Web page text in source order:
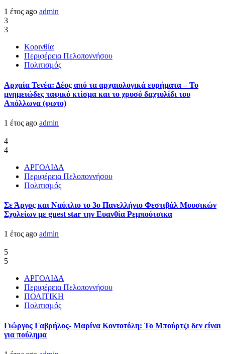
1 έτος ago admin
3
3
Κορινθία
Περιφέρεια Πελοποννήσου
Πολιτισμός
Αρχαία Τενέα: Δέος από τα αρχαιολογικά ευρήματα – Το
μνημειώδες ταφικό κτίσμα και το χρυσό δαχτυλίδι του
Απόλλωνα (φωτο)
1 έτος ago admin
4
4
ΑΡΓΟΛΙΔΑ
Περιφέρεια Πελοποννήσου
Πολιτισμός
Σε Άργος και Ναύπλιο το 3ο Πανελλήνιο Φεστιβάλ Μουσικών
Σχολείων με guest star την Ευανθία Ρεμπούτσικα
1 έτος ago admin
5
5
ΑΡΓΟΛΙΔΑ
Περιφέρεια Πελοποννήσου
ΠΟΛΙΤΙΚΗ
Πολιτισμός
Γιώργος Γαβρήλος- Μαρίνα Κοντοτόλη: Το Μπούρτζι δεν είναι
για πούλημα